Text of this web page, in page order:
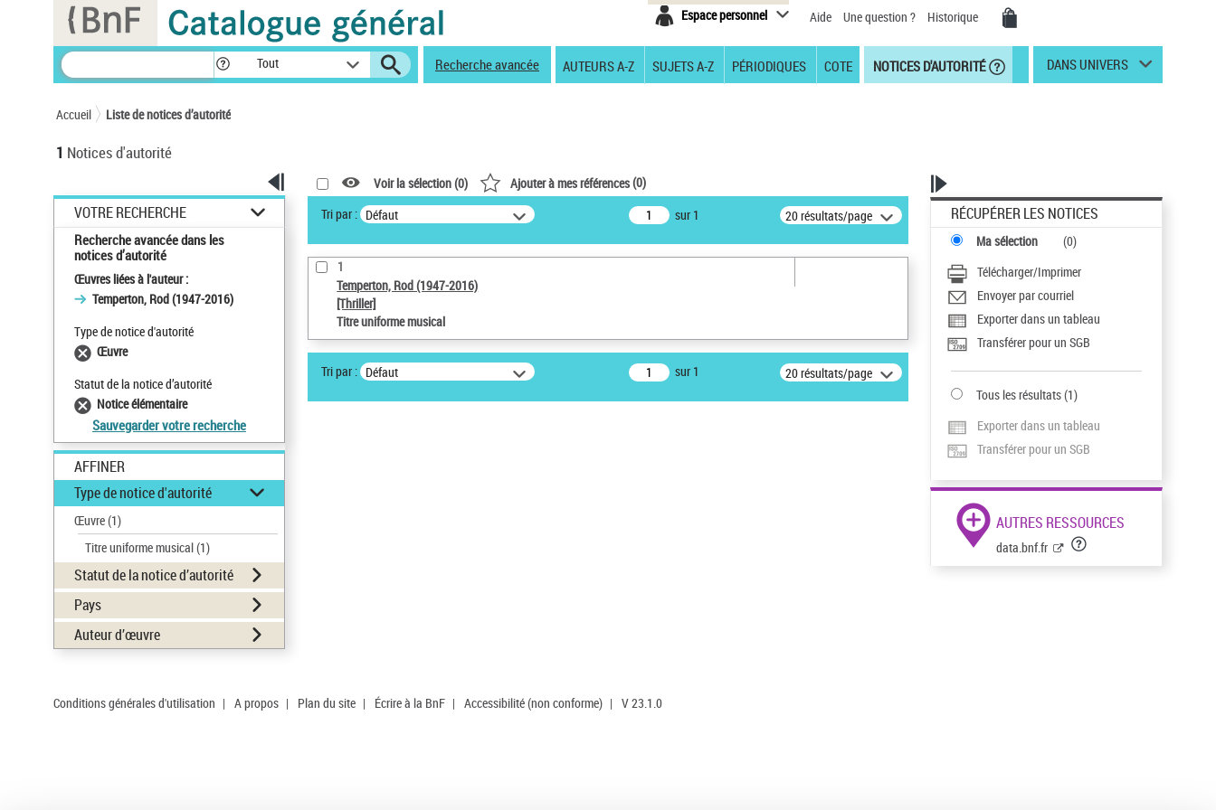
Espace personnel Aide Une question ? Historique
Tout Recherche avancée AUTEURS A-Z SUJETS A-Z PÉRIODIQUES COTE NOTICES D'AUTORITÉ DANS UNIVERS
Accueil Liste de notices d’autorité
1 Notices d'autorité
VOTRE RECHERCHE
Recherche avancée dans les
notices d’autorité
Œuvres liées à l'auteur :
Temperton, Rod (1947-2016)
Type de notice d'autorité
Œuvre
Statut de la notice d’autorité
Notice élémentaire
Sauvegarder votre recherche
AFFINER
Type de notice d'autorité
Œuvre(1)
Titre uniforme musical(1)
Statut de la notice d’autorité
Pays
Auteur d’œuvre
Voir la sélection (0) Ajouter à mes références(0)
Tri par : Défaut sur 1 20 résultats/page
1
Temperton, Rod (1947-2016)
[Thriller]
Titre uniforme musical
Tri par : Défaut sur 1 20 résultats/page
RÉCUPÉRER LES NOTICES
Ma sélection (0)
Télécharger/Imprimer
Envoyer par courriel
Exporter dans un tableau
Transférer pour un SGB
Tous les résultats(1)
Exporter dans un tableau
Transférer pour un SGB
AUTRES RESSOURCES
data.bnf.fr
Conditions générales d'utilisation | A propos | Plan du site | Écrire à la BnF | Accessibilité (non conforme) | V 23.1.0
Panneau de gestion des cookies